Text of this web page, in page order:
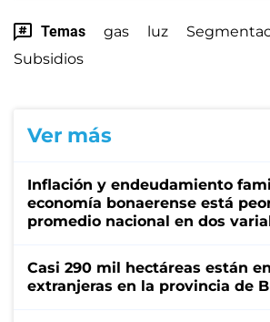
Temas gas luz
Subsidios
Ver más
Inflación y endeudamiento
economía bonaerense está
promedio nacional en dos
Casi 290 mil hectáreas están
extranjeras en la provincia de